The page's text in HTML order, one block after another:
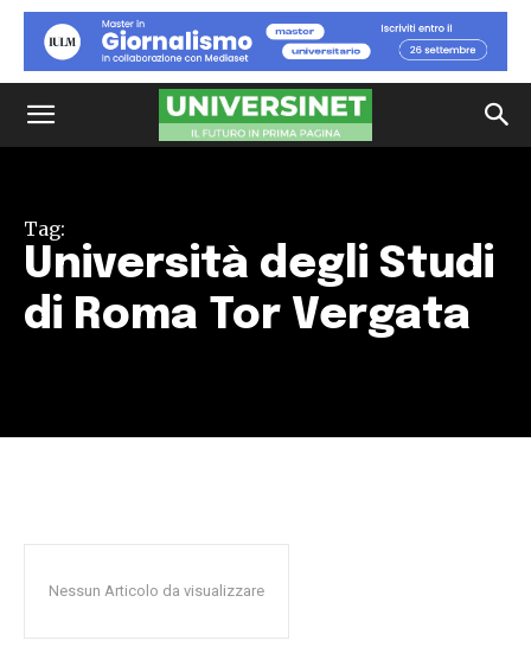
Tag:
Università degli Studi
di Roma Tor Vergata
Nessun Articolo da visualizzare